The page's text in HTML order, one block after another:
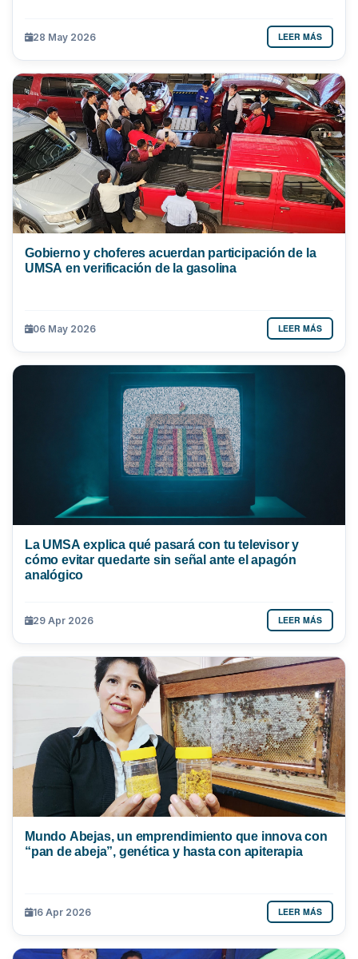
28 May 2026 LEER MÁS
Gobierno y choferes acuerdan participación de la
UMSA en verificación de la gasolina
06 May 2026 LEER MÁS
La UMSA explica qué pasará con tu televisor y
cómo evitar quedarte sin señal ante el apagón
analógico
29 Apr 2026 LEER MÁS
Mundo Abejas, un emprendimiento que innova con
“pan de abeja”, genética y hasta con apiterapia
16 Apr 2026 LEER MÁS